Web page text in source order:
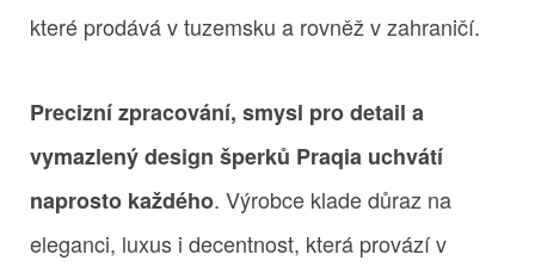
které prodává v tuzemsku a rovněž v zahraničí.
Precizní zpracování, smysl pro detail a
vymazlený design šperků Praqia uchvátí
naprosto každého. Výrobce klade důraz na
eleganci, luxus i decentnost, která provází v